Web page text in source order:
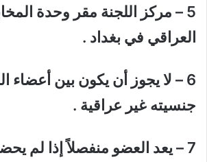
5 – مركز اللجنة مقر وحدة
العراقي في بغداد .
6 – لا يجوز أن يكون بين أعضاء
جنسيته غير عراقية .
7 – يعد العضو منفصلاً إذا لم